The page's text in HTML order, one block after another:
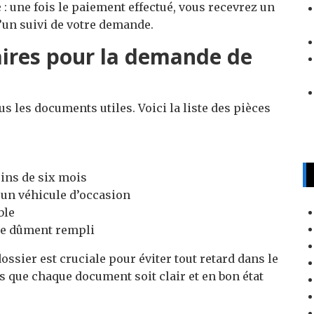
: une fois le paiement effectué, vous recevrez un
suivi de votre demande.
pour la demande de
les documents utiles. Voici la liste des pièces
de six mois
véhicule d’occasion
dûment rempli
est cruciale pour éviter tout retard dans le
que chaque document soit clair et en bon état